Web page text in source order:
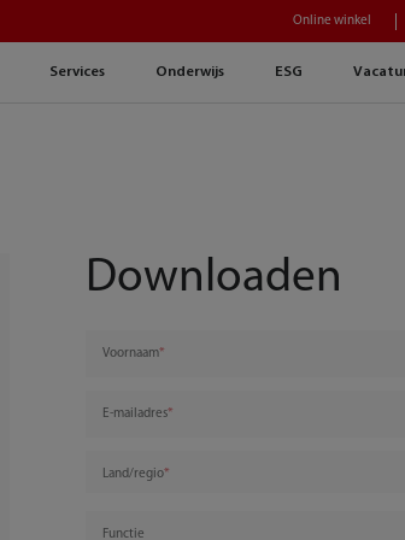
Services Onderwijs ESG
Online winkel
Downloaden
Voornaam
E-mailadres
Land/regio
Functie